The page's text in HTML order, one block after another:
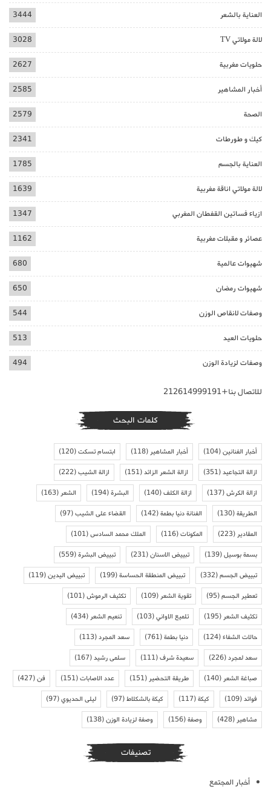
العناية بالشعر 3444
لالة مولاتي TV 3028
حلويات مغربية 2627
أخبار المشاهير 2585
الصحة 2579
كيك و طورطات 2341
العناية بالجسم 1785
لالة مولاتي اناقة مغربية 1639
ازياء فساتين القفطان المغربي 1347
عصائر و مقبلات مغربية 1162
شهيوات عالمية 680
شهيوات رمضان 650
وصفات لانقاص الوزن 544
حلويات العيد 513
وصفات لزيادة الوزن 494
للاتصال بنا+212614999191
كلمات البحث
أخبار الفنانين(104) أخبار المشاهير (118) ابتسام تسكت(120)
ازالة التجاعيد(351) ازالة الشعر الزائد(151) ازالة الشيب(222)
ازالة الكرش(137) ازالة الكلف(140) البشرة(194) الشعر (163)
الطريقة(130) الفنانة دنيا بطمة(142) القضاء على الشيب(97)
المقادير (223) المكونات(116) الملك محمد السادس(101)
بسمة بوسيل(139) تبييض الاسنان(231) تبييض البشرة(559)
تبييض الجسم(332) تبييض المنطقة الحساسة(199) تبييض اليدين(119)
تعطير الجسم(95) تقوية الشعر (109) تكثيف الرموش(101)
تكثيف الشعر (195) تلميع الاواني(103) تنعيم الشعر (434)
حالات الشفاء(124) دنيا بطمة(761) سعد المجرد(113)
سعد لمجرد(226) سعيدة شرف(111) سلمى رشيد(167)
صباغة الشعر (140) طريقة التحضير (151) عدد الاصابات(151) فن(427)
فوائد(109) كيكة(117) كيكة بالشكلاط(97) ليلى الحديوي(97)
مشاهير (428) وصفة(156) وصفة لزيادة الوزن(138)
تصنيفات
أخبار المجتمع